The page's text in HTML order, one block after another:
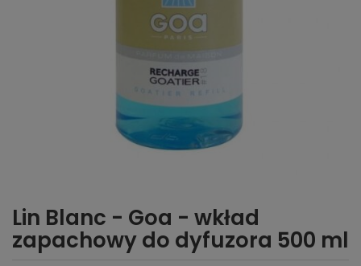
Lin Blanc - Goa - wkład
zapachowy do dyfuzora 500 ml